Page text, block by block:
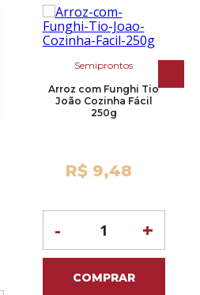
Semiprontos
Arroz com Funghi Tio
João Cozinha Fácil
250g
R$ 9,48
+
-
COMPRAR